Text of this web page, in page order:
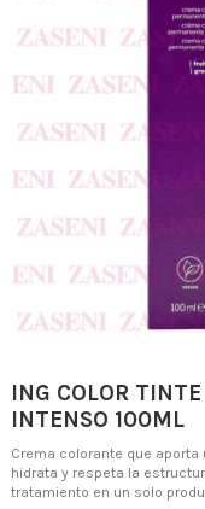
ING COLOR
INTENSO 100ML
Crema colorante que aporta
hidrata y respeta la
tratamiento en un solo